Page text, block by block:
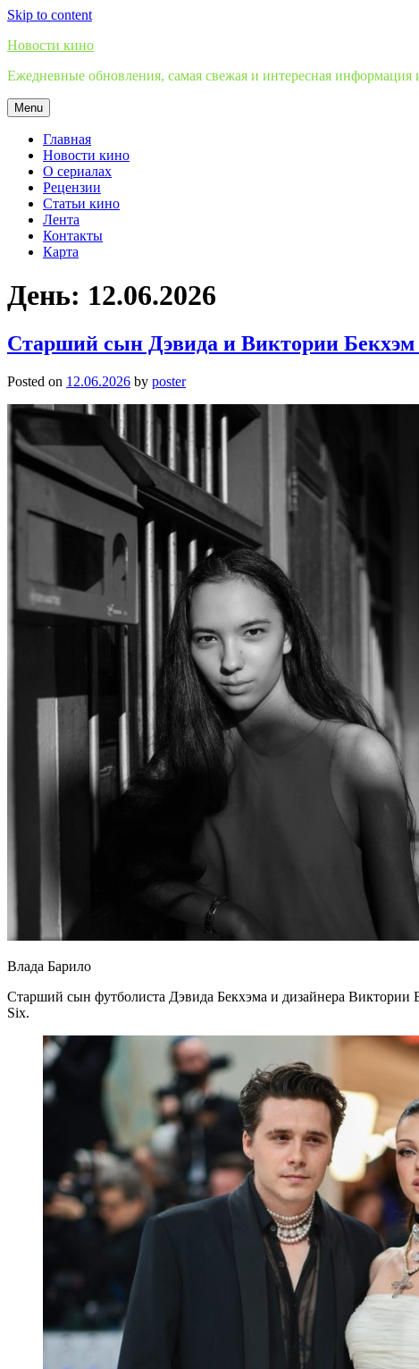
Skip to content
Новости кино
Ежедневные обновления, самая свежая и интересная информация
Menu
Главная
Новости кино
О сериалах
Рецензии
Статьи кино
Лента
Контакты
Карта
День: 12.06.2026
Старший сын Дэвида и Виктории Бекхэм
Posted on 12.06.2026 by poster
Влада Барило
Старший сын футболиста Дэвида Бекхэма и дизайнера Виктории
Six.